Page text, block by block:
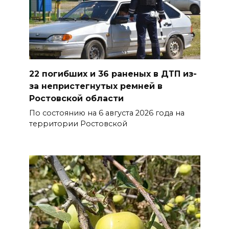
07 августа 2026 22:04
В Железнодорожном районе
Ростова-на-Дону на сутки
капремонта сетей
07 августа 2026 20:32
Полиция ищет вандалов,
07 августа 2026 20:12
Госавтоинспекция по
Ростовской области призвала
водителей быть осторожными
22 погибших и 36 раненых в ДТП из-
за непристегнутых ремней в
Ростовской области
По состоянию на 6 августа 2026 года на
территории Ростовской